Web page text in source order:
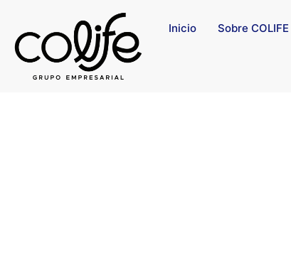
Inicio Sobre COLIFE